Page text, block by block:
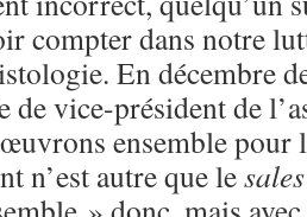
compter dans notre
En décembre
de vice-président de
ensemble pour
n’est autre que lesales